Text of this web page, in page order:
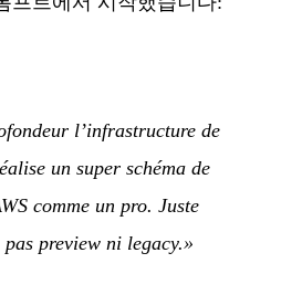
l’infrastructure de
un super schéma de
comme un pro. Juste
preview ni legacy.»